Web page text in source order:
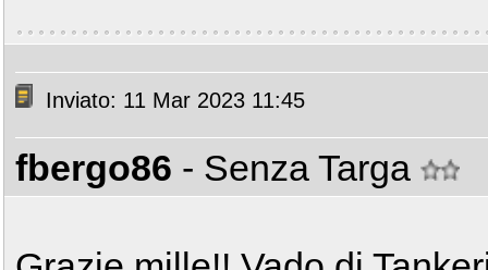
Inviato: 11 Mar 2023 11:45
fbergo86 - Senza Targa